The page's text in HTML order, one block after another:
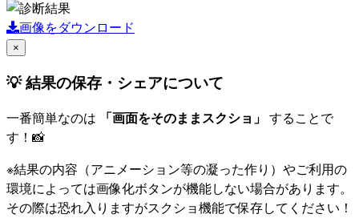
画像をダウンロード
×
💡 結果の保存・シェアについて
一番簡単なのは 「画面をそのままスクショ」 することで
す！📸
※結果の内容（アニメーション等の凝った作り）やご利用の
環境によっては画像化ボタンが機能しない場合があります。
その際は恐れ入りますがスクショ機能で保存してください！